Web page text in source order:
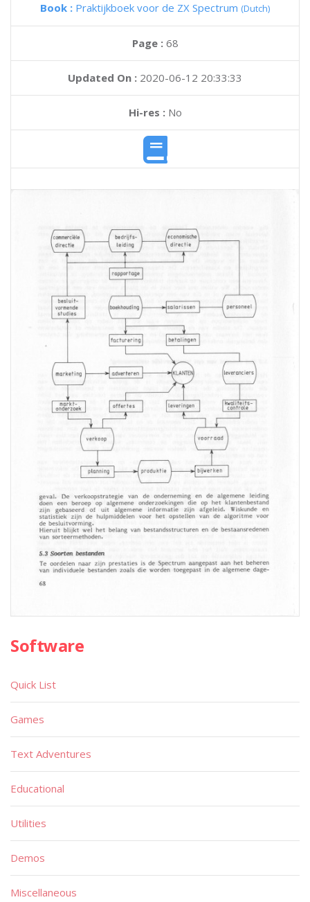
Book : Praktijkboek voor de ZX Spectrum (Dutch)
Page : 68
Updated On : 2020-06-12 20:33:33
Hi-res :No
Software
Quick List
Games
Text Adventures
Educational
Utilities
Demos
Miscellaneous